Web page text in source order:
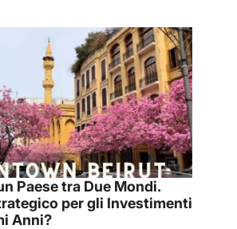
Paese tra Due Mondi.
per gli Investimenti
Anni?